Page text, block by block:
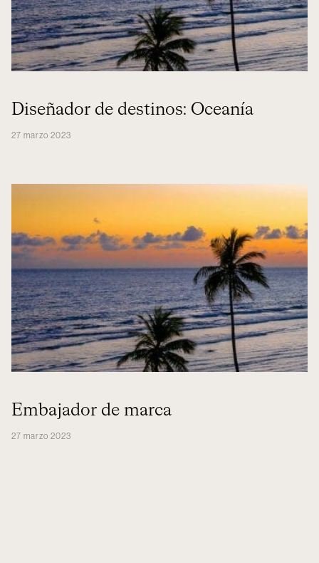
Diseñador de destinos: Oceanía
27 marzo 2023
Embajador de marca
27 marzo 2023